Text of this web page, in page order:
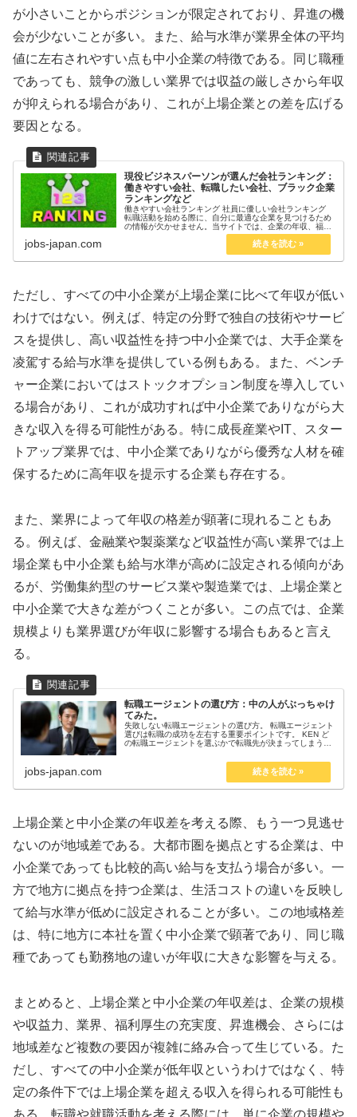
が小さいことからポジションが限定されており、昇進の機
会が少ないことが多い。また、給与水準が業界全体の平均
値に左右されやすい点も中小企業の特徴である。同じ職種
であっても、競争の激しい業界では収益の厳しさから年収
が抑えられる場合があり、これが上場企業との差を広げる
要因となる。
現役ビジネスパーソンが選んだ会社ランキング：
働きやすい会社、転職したい会社、ブラック企業
ランキングなど
働きやすい会社ランキング 社員に優しい会社ランキング
転職活動を始める際に、自分に最適な企業を見つけるため
の情報が欠かせません。当サイトでは、企業の年収、福利
厚生、働きやすさ、キャリアアップの機会などを徹底的に
jobs-japan.com
ただし、すべての中小企業が上場企業に比べて年収が低い
わけではない。例えば、特定の分野で独自の技術やサービ
スを提供し、高い収益性を持つ中小企業では、大手企業を
凌駕する給与水準を提供している例もある。また、ベンチ
ャー企業においてはストックオプション制度を導入してい
る場合があり、これが成功すれば中小企業でありながら大
きな収入を得る可能性がある。特に成長産業やIT、スター
トアップ業界では、中小企業でありながら優秀な人材を確
保するために高年収を提示する企業も存在する。
また、業界によって年収の格差が顕著に現れることもあ
る。例えば、金融業や製薬業など収益性が高い業界では上
場企業も中小企業も給与水準が高めに設定される傾向があ
るが、労働集約型のサービス業や製造業では、上場企業と
中小企業で大きな差がつくことが多い。この点では、企業
規模よりも業界選びが年収に影響する場合もあると言え
る。
転職エージェントの選び方：中の人がぶっちゃけ
てみた。
失敗しない転職エージェントの選び方。 転職エージェント
選びは転職の成功を左右する重要ポイントです。 KEN ど
の転職エージェントを選ぶかで転職先が決まってしまうと
が注意点を紹介：転職エー...
jobs-japan.com
上場企業と中小企業の年収差を考える際、もう一つ見逃せ
ないのが地域差である。大都市圏を拠点とする企業は、中
小企業であっても比較的高い給与を支払う場合が多い。一
方で地方に拠点を持つ企業は、生活コストの違いを反映し
て給与水準が低めに設定されることが多い。この地域格差
は、特に地方に本社を置く中小企業で顕著であり、同じ職
種であっても勤務地の違いが年収に大きな影響を与える。
まとめると、上場企業と中小企業の年収差は、企業の規模
や収益力、業界、福利厚生の充実度、昇進機会、さらには
地域差など複数の要因が複雑に絡み合って生じている。た
だし、すべての中小企業が低年収というわけではなく、特
定の条件下では上場企業を超える収入を得られる可能性も